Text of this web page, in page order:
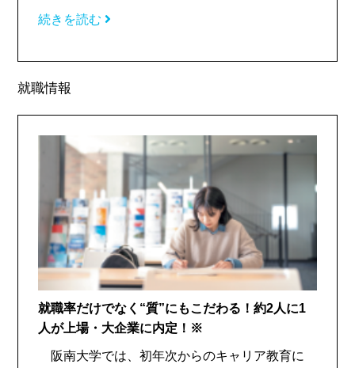
続きを読む
就職情報
就職率だけでなく“質”にもこだわる！約2人に1
人が上場・大企業に内定！※
阪南大学では、初年次からのキャリア教育に